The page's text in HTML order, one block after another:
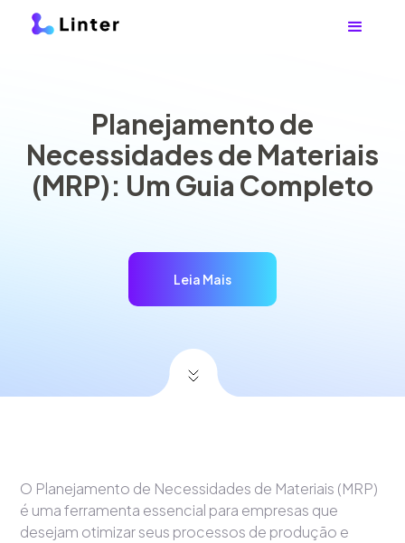
Planejamento de
Necessidades de Materiais
(MRP): Um Guia Completo
Leia Mais
O Planejamento de Necessidades de Materiais (MRP)
é uma ferramenta essencial para empresas que
desejam otimizar seus processos de produção e